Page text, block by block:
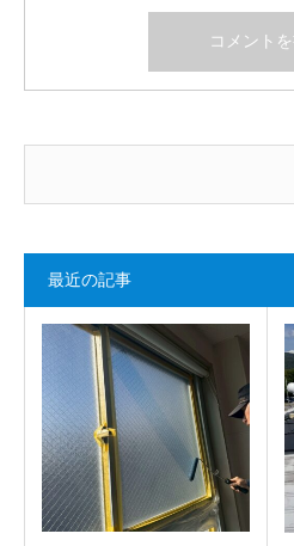
最近の記事